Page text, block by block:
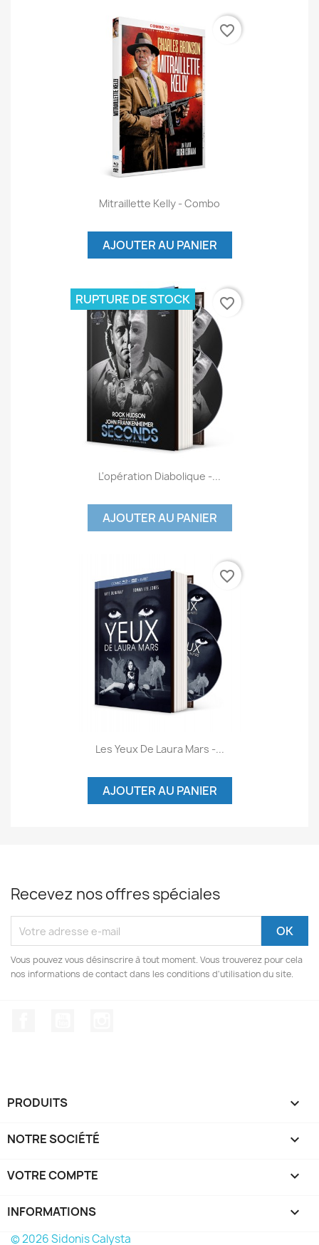
Mitraillette Kelly - Combo
AJOUTER AU PANIER
favorite_border
L'opération Diabolique -...
AJOUTER AU PANIER
RUPTURE DE STOCK favorite_border
Les Yeux De Laura Mars -...
AJOUTER AU PANIER
favorite_border
Recevez nos offres spéciales
Vous pouvez vous désinscrire à tout moment. Vous trouverez pour cela
nos informations de contact dans les conditions d'utilisation du site.
PRODUITS 
NOTRE SOCIÉTÉ 
VOTRE COMPTE 
INFORMATIONS keyboard_arrow_down
© 2026 Sidonis Calysta